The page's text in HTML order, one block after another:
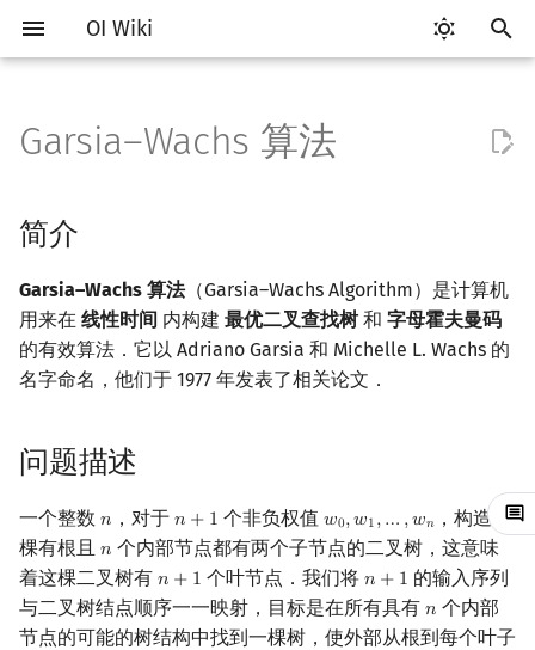
OI Wiki
始
搜
索
Getting Started
关于本项目
如何参与
OI Wiki 不是什么
格式手册
数学符号表
F.A.Q.
镜像站列表
致谢
比赛相关简介
赛事
OI 赛事与赛制
题型
题型概述
学习路线
学习资源
技巧
读入、输出优化
常见错误
常见技巧
出题
工具软件简介
代码编辑工具
Vim
VS Code
Atom
Eclipse
Kate
Dev-C++
CLion
评测工具
评测工具简介
Cena
CCR Plus
Lemon
命令行
命令行编译与调试
编译器
WSL (Windows 10)
Special Judge
Testlib
Testlib 简介
Generator
Validator
Interactor
语言基础简介
C++ 基础
Hello, World!
变量
运算
流程控制语句
函数
文件操作
C++ 标准库
C++ 标准库简介
STL 算法
bitset
string
C++ 进阶
类
值类别
重载运算符
引用
新版 C++ 特性
Lambda 表达式
pb_ds
C++ 与其他常用语言的区别
Pascal 转 C++ 急救
Python 速成
Java 速成
Java 进阶
算法基础简介
复杂度
复杂度简介
枚举
模拟
递归 & 分治
贪心
排序
排序简介
冒泡排序
插入排序
计数排序
快速排序
归并排序
堆排序
前缀和 & 差分
二分
搜索部分简介
DFS（搜索）
BFS（搜索）
双向搜索
启发式搜索
A*
迭代加深搜索
IDA*
回溯法
动态规划部分简介
动态规划基础
记忆化搜索
背包 DP
区间 DP
DAG 上的 DP
树形 DP
状压 DP
数位 DP
DP 优化简介
斜率优化
四边形不等式优化
Slope Trick 优化
状态设计优化
字符串部分简介
字符串基础
标准库
字符串匹配
字符串哈希
字典树 (Trie)
前缀函数与 KMP 算法
Boyer–Moore 算法
Z 函数（扩展 KMP）
后缀数组简介
数学部分简介
布尔代数
数字系统
数字系统简介
平衡三进制
格雷码
位操作
二进制集合操作
高精度计算
快速幂
置换和排列
弧度制与坐标系
数论基础
素数
最大公约数
欧拉函数
分解质因数
裴蜀定理 & 一次不定方程
费马小定理 & 欧拉定理
多项式与生成函数简介
快速傅里叶变换
快速数论变换
快速沃尔什变换
多项式牛顿迭代
多项式多点求值|快速插值
多项式初等函数
排列组合
容斥原理
斐波那契数列
错位排列
斯特林数
贝尔数
伯努利数
线性代数简介
内积和外积
矩阵
初等变换
线性空间
线性基
线性映射
线性规划基础
基本概念
环论
域论
Schreier–Sims 算法
基本概念
随机变量
随机变量的数字特征
概率不等式
博弈论简介
零和游戏
非公平组合游戏
插值
高斯消元
牛顿迭代法
数据结构部分简介
栈
队列
链表
哈希表
并查集
并查集
堆
堆简介
配对堆
左偏树
块状数据结构
分块思想
块状链表
树分块
Sqrt Tree
单调栈
线段树基础
李超线段树
猫树
区间最值操作 & 区间历史
二叉搜索树 & 平衡树
Splay 树
WBLT
替罪羊树
Size Balanced Tree
AVL 树
红黑树
可持久化数据结构简介
可持久化块状数组
可持久化平衡树
可持久化字典树
线段树套线段树
线段树套平衡树
树状数组套权值线段树
分块套树状数组
Link Cut Tree
Euler Tour Tree
Top Tree
图论部分简介
图论相关概念
图的存储
DFS（图论）
BFS（图论）
树上问题
树基础
树的中心
树的重心
最近公共祖先
树上启发式合并
虚树
树分治
有向无环图
拓扑排序
最短路问题
最短路
k 短路
同余最短路
最小生成树
最小直径生成树
强连通分量
割点和桥
圆方树
点/边连通度
网络流简介
最小割
费用流
上下界网络流
图匹配
二分图最大权匹配
一般图最大匹配
一般图最大权匹配
计算几何部分简介
二维计算几何基础
三维计算几何基础
距离
Pick 定理
三角剖分
凸包
扫描线
旋转卡壳
离线算法简介
CDQ 分治
整体二分
莫队算法
莫队算法简介
带修改莫队
树上莫队
回滚莫队
莫队二次离线
莫队配合 bitset
随机函数
随机化技巧
爬山算法
模拟退火
简介
问题描述
最优二叉查找树
字母霍夫曼码
过程
应用
例题
参考资料与拓展阅读
RMQ
并查集应用
括号序列
线段树与离线询问
Garsia–Wachs 算法
简介
Garsia–Wachs 算法（Garsia–Wachs Algorithm）是计算机
用来在 线性时间 内构建 最优二叉查找树和 字母霍夫曼码
的有效算法．它以 Adriano Garsia 和 Michelle L. Wachs 的
名字命名，他们于 1977 年发表了相关论文．
问题描述
一个整数 𝑛
n ，对于 𝑛 + 1
n+1 个非负权值 𝑤0,𝑤1,… ,𝑤𝑛
w0,w1,…,wn
，构造一
棵有根且 𝑛
n 个内部节点都有两个子节点的二叉树，这意味
着这棵二叉树有 𝑛 + 1
n +1 个叶节点．我们将𝑛 + 1
n +1
的输入序列
与二叉树结点顺序一一映射，目标是在所有具有 𝑛
n 个内部
节点的可能的树结构中找到一棵树，使外部从根到每个叶子